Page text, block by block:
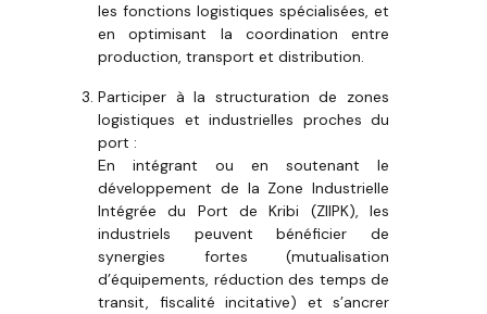
les fonctions logistiques spécialisées, et
en optimisant la coordination entre
production, transport et distribution.
Participer à la structuration de zones
logistiques et industrielles proches du
port :
En intégrant ou en soutenant le
développement de la Zone Industrielle
Intégrée du Port de Kribi (ZIIPK), les
industriels peuvent bénéficier de
synergies fortes (mutualisation
d’équipements, réduction des temps de
transit, fiscalité incitative) et s’ancrer